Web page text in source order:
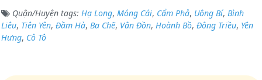
Quận/Huyện tags: Hạ Long, Móng Cái, Cẩm Phả, Uông Bí, Bình
Liêu, Tiên Yên, Đầm Hà, Ba Chẽ, Vân Đồn, Hoành Bồ, Đông Triều, Yên
Hưng, Cô Tô